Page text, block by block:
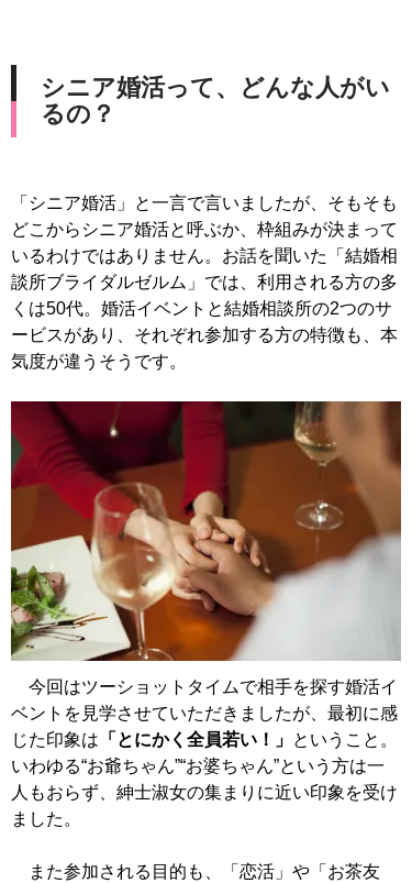
シニア婚活って、どんな人がい
るの？
「シニア婚活」と一言で言いましたが、そもそも
どこからシニア婚活と呼ぶか、枠組みが決まって
いるわけではありません。お話を聞いた「結婚相
談所ブライダルゼルム」では、利用される方の多
くは50代。婚活イベントと結婚相談所の2つのサ
ービスがあり、それぞれ参加する方の特徴も、本
気度が違うそうです。
今回はツーショットタイムで相手を探す婚活イ
ベントを見学させていただきましたが、最初に感
じた印象は 「とにかく全員若い！」 ということ。
いわゆる“お爺ちゃん”“お婆ちゃん”という方は一
人もおらず、紳士淑女の集まりに近い印象を受け
ました。
また参加される目的も、「恋活」や「お茶友